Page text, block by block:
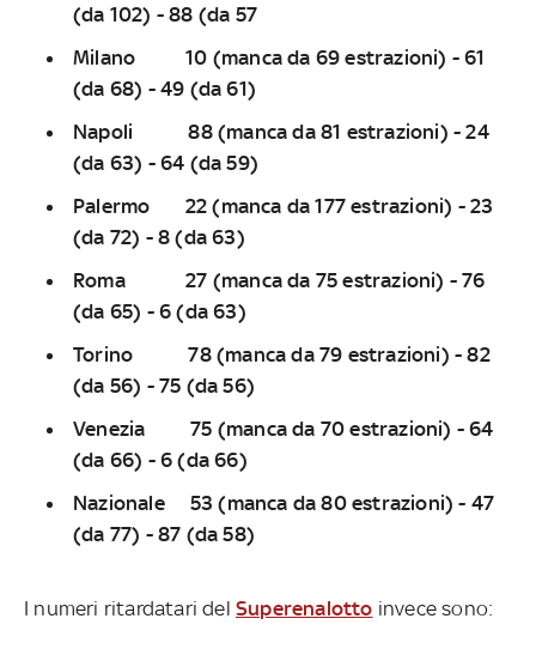
(da 102) - 88 (da 57
Milano 10 (manca da 69 estrazioni) - 61
(da 68) - 49 (da 61)
Napoli 88 (manca da 81 estrazioni) - 24
(da 63) - 64 (da 59)
Palermo 22 (manca da 177 estrazioni) - 23
(da 72) - 8 (da 63)
Roma 27 (manca da 75 estrazioni) - 76
(da 65) - 6 (da 63)
Torino 78 (manca da 79 estrazioni) - 82
(da 56) - 75 (da 56)
Venezia 75 (manca da 70 estrazioni) - 64
(da 66) - 6 (da 66)
Nazionale 53 (manca da 80 estrazioni) - 47
(da 77) - 87 (da 58)
I numeri ritardatari del Superenalotto invece sono: